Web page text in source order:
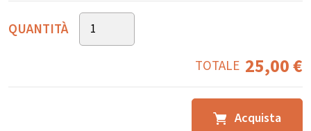
QUANTITÀ
TOTALE 25,00€
Acquista